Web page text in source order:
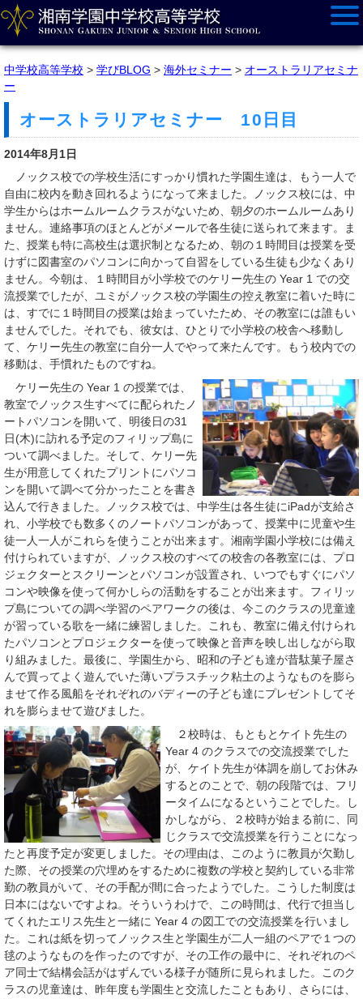
中学校高等学校 > 学びBLOG > 海外セミナー > オーストラリアセミナ
ー
オーストラリアセミナー 10日目
2014年8月1日
ノックス校での学校生活にすっかり慣れた学園生達は、もう一人で
自由に校内を動き回れるようになって来ました。ノックス校には、中
学生からはホームルームクラスがないため、朝夕のホームルームあり
ません。連絡事項のほとんどがメールで各生徒に送られて来ます。ま
た、授業も特に高校生は選択制となるため、朝の１時間目は授業を受
けずに図書室のパソコンに向かって自習をしている生徒も少なくあり
ません。今朝は、１時間目が小学校でのケリー先生の Year 1 での交
流授業でしたが、ユミがノックス校の学園生の控え教室に着いた時に
は、すでに１時間目の授業は始まっていたため、その教室には誰もい
ませんでした。それでも、彼女は、ひとりで小学校の校舎へ移動し
て、ケリー先生の教室に自分一人でやって来たんです。もう校内での
移動は、手慣れたものですね。
ケリー先生の Year 1 の授業では、
教室でノックス生すべてに配られたノ
ートパソコンを開いて、明後日の31
日(木)に訪れる予定のフィリップ島に
ついて調べました。そして、ケリー先
生が用意してくれたプリントにパソコ
ンを開いて調べて分かったことを書き
込んで行きました。ノックス校では、中学生は各生徒にiPadが支給さ
れ、小学校でも数多くのノートパソコンがあって、授業中に児童や生
徒一人一人がこれらを使うことが出来ます。湘南学園小学校には備え
付けられていますが、ノックス校のすべての校舎の各教室には、プロ
ジェクターとスクリーンとパソコンが設置され、いつでもすぐにパソ
コンや映像を使って何かしらの活動をすることが出来ます。フィリッ
プ島についての調べ学習のペアワークの後は、今このクラスの児童達
が習っている歌を一緒に練習しました。これも、教室に備え付けられ
たパソコンとプロジェクターを使って映像と音声を映し出しながら取
り組みました。最後に、学園生から、昭和の子ども達が昔駄菓子屋さ
んで買ってよく遊んでいた薄いプラスチック粘土のようなものを膨ら
ませて作る風船をそれぞれのバディーの子ども達にプレゼントしてそ
れを膨らませて遊びました。
２校時は、もともとケイト先生の
Year 4 のクラスでの交流授業でした
が、ケイト先生が体調を崩してお休み
するとのことで、朝の段階では、フリ
ータイムになるということでした。し
かしながら、２校時が始まる前に、同
じクラスで交流授業を行うことになっ
たと再度予定が変更しました。その理由は、このように教員が欠勤し
た際、その授業の穴埋めをするために複数の学校と契約している非常
勤の教員がいて、その手配が間に合ったようでした。こうした制度は
日本にはないですよね。そういうわけで、この時間は、代行で担当し
てくれたエリス先生と一緒に Year 4 の図工での交流授業を行いまし
た。これは紙を切ってノックス生と学園生が二人一組のペアで１つの
毬のようなものを作ったのですが、その工作の最中に、それぞれのペ
ア同士で結構会話がはずんでいる様子が随所に見られました。このク
ラスの児童達は、昨年度も学園生と交流したこともあり、さらには、